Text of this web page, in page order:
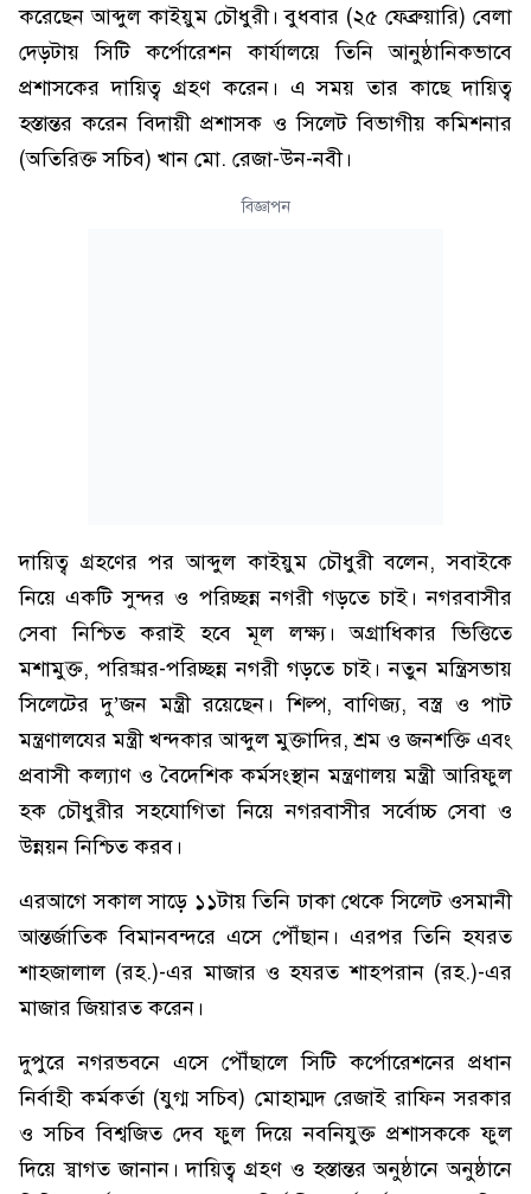
করেছেন আব্দুল কাইয়ুম চৌধুরী। বুধবার (২৫ ফেব্রুয়ারি) বেলা
দেড়টায় সিটি কর্পোরেশন কার্যালয়ে তিনি আনুষ্ঠানিকভাবে
প্রশাসকের দায়িত্ব গ্রহণ করেন। এ সময় তার কাছে দায়িত্ব
হস্তান্তর করেন বিদায়ী প্রশাসক ও সিলেট বিভাগীয় কমিশনার
(অতিরিক্ত সচিব) খান মো. রেজা-উন-নবী।
বিজ্ঞাপন
দায়িত্ব গ্রহণের পর আব্দুল কাইয়ুম চৌধুরী বলেন, সবাইকে
নিয়ে একটি সুন্দর ও পরিচ্ছন্ন নগরী গড়তে চাই। নগরবাসীর
সেবা নিশ্চিত করাই হবে মূল লক্ষ্য। অগ্রাধিকার ভিত্তিতে
মশামুক্ত, পরিষ্কার-পরিচ্ছন্ন নগরী গড়তে চাই। নতুন মন্ত্রিসভায়
সিলেটের দু’জন মন্ত্রী রয়েছেন। শিল্প, বাণিজ্য, বস্ত্র ও পাট
মন্ত্রণালযের মন্ত্রী খন্দকার আব্দুল মুক্তাদির, শ্রম ও জনশক্তি এবং
প্রবাসী কল্যাণ ও বৈদেশিক কর্মসংস্থান মন্ত্রণালয় মন্ত্রী আরিফুল
হক চৌধুরীর সহযোগিতা নিয়ে নগরবাসীর সর্বোচ্চ সেবা ও
উন্নয়ন নিশ্চিত করব।
এরআগে সকাল সাড়ে ১১টায় তিনি ঢাকা থেকে সিলেট ওসমানী
আন্তর্জাতিক বিমানবন্দরে এসে পৌঁছান। এরপর তিনি হযরত
শাহজালাল (রহ.)-এর মাজার ও হযরত শাহপরান (রহ.)-এর
মাজার জিয়ারত করেন।
দুপুরে নগরভবনে এসে পৌঁছালে সিটি কর্পোরেশনের প্রধান
নির্বাহী কর্মকর্তা (যুগ্ম সচিব) মোহাম্মদ রেজাই রাফিন সরকার
ও সচিব বিশ্বজিত দেব ফুল দিয়ে নবনিযুক্ত প্রশাসককে ফুল
দিয়ে স্বাগত জানান। দায়িত্ব গ্রহণ ও হস্তান্তর অনুষ্ঠানে অনুষ্ঠানে